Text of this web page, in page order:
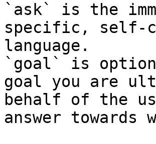
`ask` is the
specific, self-
language.
`goal` is
goal you are
behalf of the
answer